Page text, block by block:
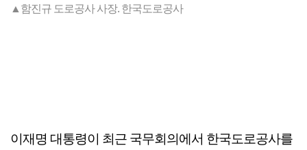
▲함진규 도로공사 사장. 한국도로공사
이재명 대통령이 최근 국무회의에서 한국도로공사를